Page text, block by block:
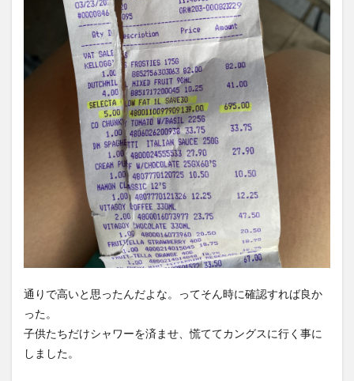
通りで高いと思ったんだよな。ってそん時に確認すれば良か
った。
子供たちだけシャワーを済ませ、慌ててカングスに行く事に
しました。